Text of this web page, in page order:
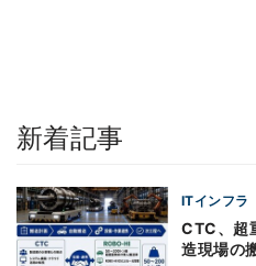
新着記事
ITインフラ
CTC、超
造現場の